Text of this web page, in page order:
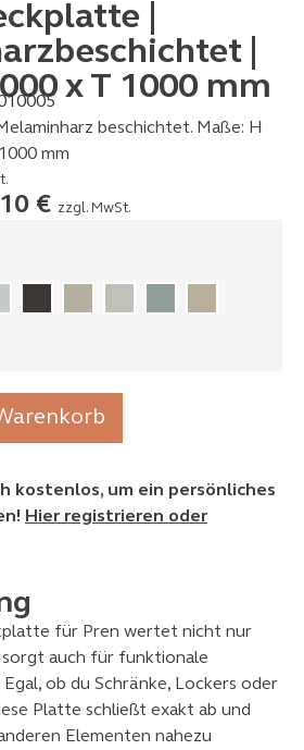
|
|
x T 1000 mm
beschichtet. Maße: H
mm
€ zzgl. MwSt.
kostenlos, um ein persönliches
Hier registrieren oder
für Pren wertet nicht nur
auch für funktionale
Egal, ob du Schränke, Lockers oder
Platte schließt exakt ab und
Elementen nahezu